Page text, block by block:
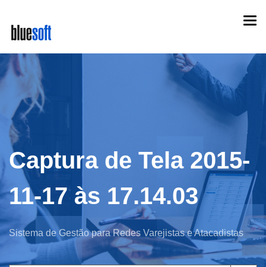
main
content
Captura de Tela 2015-
11-17 às 17.14.03
Sistema de Gestão para Redes Varejistas e Atacadistas